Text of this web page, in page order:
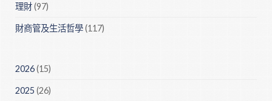
理財(97)
財商管及生活哲學(117)
2026(15)
2025 (26)